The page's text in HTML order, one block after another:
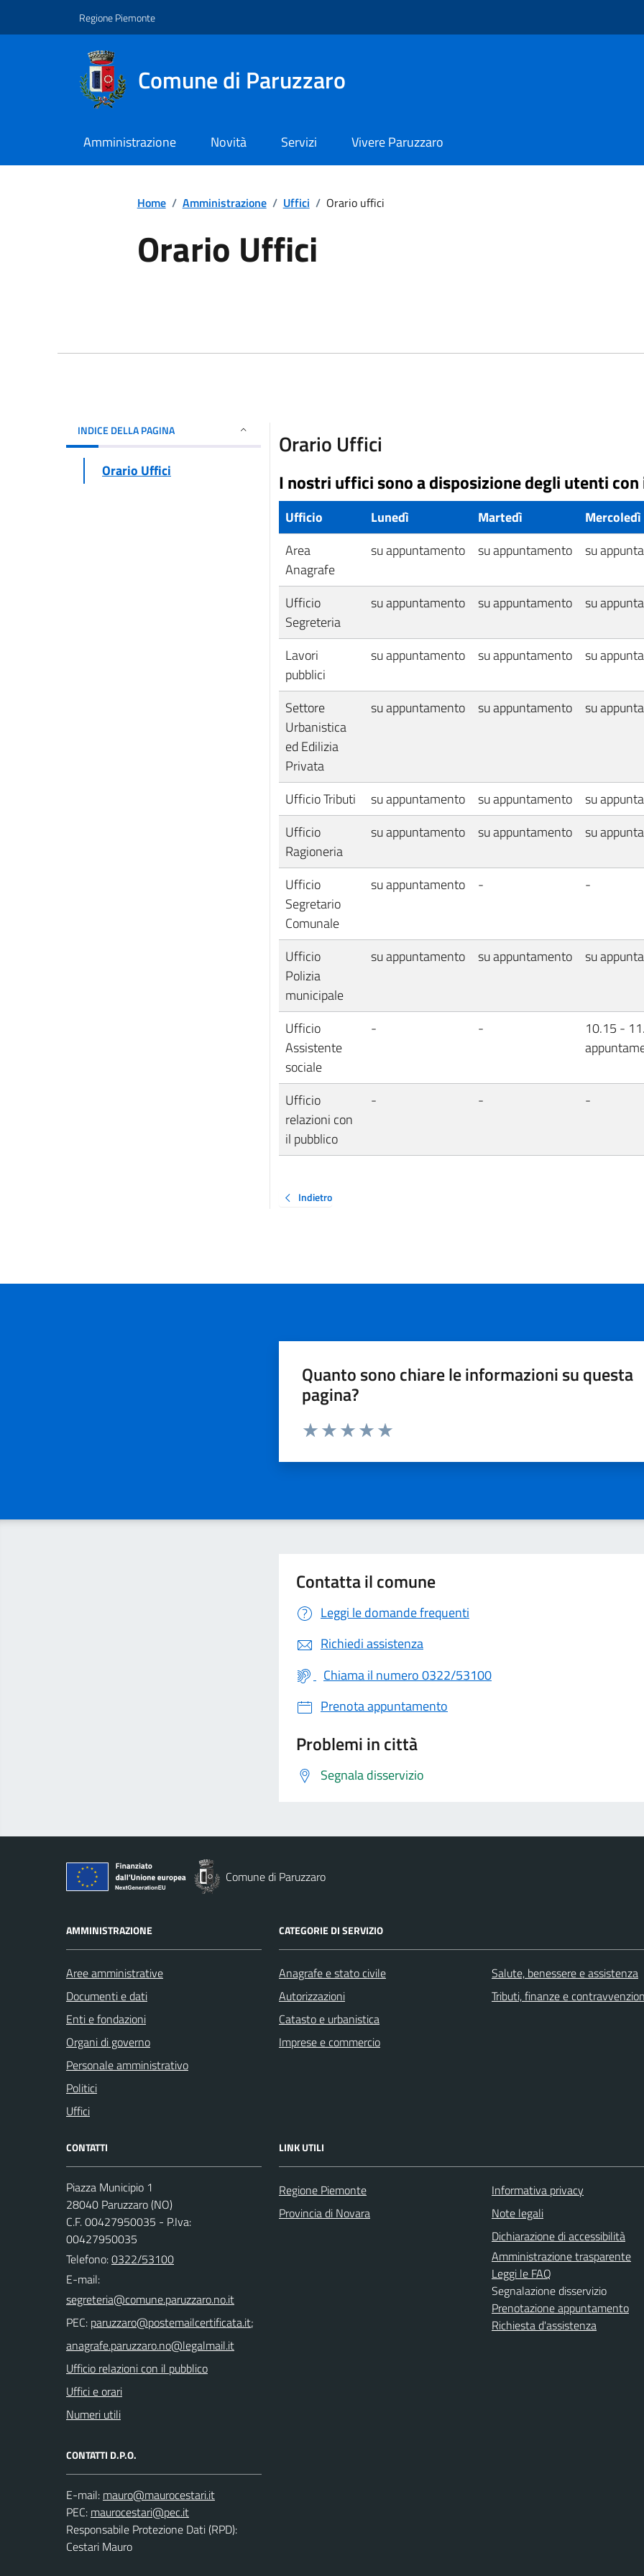
Regione Piemonte
Comune di Paruzzaro
Amministrazione Novità Servizi Vivere Paruzzaro
Home / Amministrazione / Uffici / Orario uffici
Orario Uffici
INDICE DELLA PAGINA
Orario Uffici
Orario Uffici
I nostri uffici sono a disposizione degli utenti
Ufficio Lunedì Martedì Mercoledì
Area
Anagrafe
su appuntamento su appuntamento su
Ufficio
Segreteria
su appuntamento su appuntamento su
Lavori
pubblici
su appuntamento su appuntamento su
Settore
Urbanistica
ed Edilizia
Privata
su appuntamento su appuntamento su
Ufficio Tributi su appuntamento su appuntamento su
Ufficio
Ragioneria
su appuntamento su appuntamento su
Ufficio
Segretario
Comunale
su appuntamento - -
Ufficio
Polizia
municipale
su appuntamento su appuntamento su
Ufficio
Assistente
sociale
- -
10.15 -
Ufficio
relazioni con
il pubblico
- - -
Indietro
Quanto sono chiare le informazioni su questa
pagina?
Valuta da 1 a 5 stelle la pagina
Contatta il comune
Leggi le domande frequenti
Richiedi assistenza
Chiama il numero 0322/53100
Prenota appuntamento
Problemi in città
Segnala disservizio
Comune di Paruzzaro
AMMINISTRAZIONE
Aree amministrative
Documenti e dati
Enti e fondazioni
Organi di governo
Personale amministrativo
Politici
Uffici
CATEGORIE DI SERVIZIO
Anagrafe e stato civile
Autorizzazioni
Catasto e urbanistica
Imprese e commercio
Salute, benessere e assistenza
Tributi, finanze e
CONTATTI
Piazza Municipio 1
28040 Paruzzaro (NO)
C.F. 00427950035 - P.Iva:
00427950035
Telefono:0322/53100
E-mail:
PEC: ;
Ufficio relazioni con il pubblico
Uffici e orari
Numeri utili
CONTATTI D.P.O.
E-mail:
PEC:
Responsabile Protezione Dati (RPD):
Cestari Mauro
LINK UTILI
Regione Piemonte
Provincia di Novara
Informativa privacy
Note legali
Dichiarazione di accessibilità
Amministrazione trasparente
Leggi le FAQ
Segnalazione disservizio
Prenotazione appuntamento
Richiesta d'assistenza